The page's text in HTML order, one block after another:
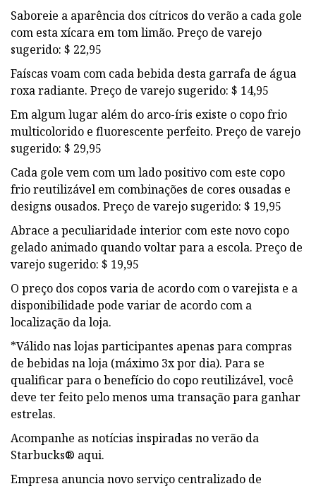
Saboreie a aparência dos cítricos do verão a cada gole
com esta xícara em tom limão. Preço de varejo
sugerido: $ 22,95
Faíscas voam com cada bebida desta garrafa de água
roxa radiante. Preço de varejo sugerido: $ 14,95
Em algum lugar além do arco-íris existe o copo frio
multicolorido e fluorescente perfeito. Preço de varejo
sugerido: $ 29,95
Cada gole vem com um lado positivo com este copo
frio reutilizável em combinações de cores ousadas e
designs ousados. Preço de varejo sugerido: $ 19,95
Abrace a peculiaridade interior com este novo copo
gelado animado quando voltar para a escola. Preço de
varejo sugerido: $ 19,95
O preço dos copos varia de acordo com o varejista e a
disponibilidade pode variar de acordo com a
localização da loja.
*Válido nas lojas participantes apenas para compras
de bebidas na loja (máximo 3x por dia). Para se
qualificar para o benefício do copo reutilizável, você
deve ter feito pelo menos uma transação para ganhar
estrelas.
Acompanhe as notícias inspiradas no verão da
Starbucks® aqui.
Empresa anuncia novo serviço centralizado de